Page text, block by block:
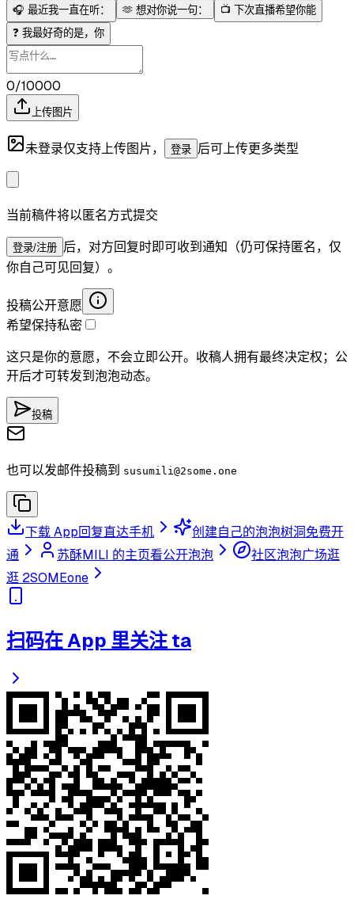
🎧 最近我一直在听： 🫶 想对你说一句： 📺 下次直播希望你能
❓ 我最好奇的是，你
0/10000
上传图片
未登录仅支持上传图片， 登录 后可上传更多类型
当前稿件将以匿名方式提交
登录/注册 后，对方回复时即可收到通知（仍可保持匿名，仅
你自己可见回复）。
投稿公开意愿
希望保持私密
这只是你的意愿，不会立即公开。收稿人拥有最终决定权；公
开后才可转发到泡泡动态。
投稿
也可以发邮件投稿到 susumili @2some.one
下载 App回复直达手机 创建自己的泡泡树洞免费开
通
苏酥MILI 的主页看公开泡泡 社区泡泡广场逛
逛 2SOMEone
扫码在 App 里关注 ta